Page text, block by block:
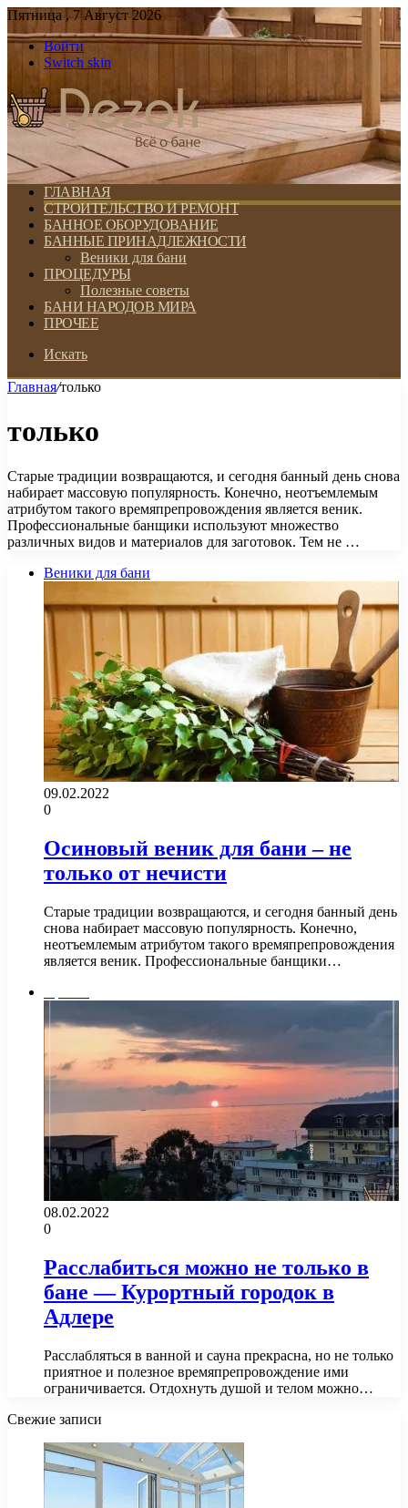
Пятница , 7 Август 2026
Войти
Switch skin
ГЛАВНАЯ
СТРОИТЕЛЬСТВО И РЕМОНТ
БАННОЕ ОБОРУДОВАНИЕ
БАННЫЕ ПРИНАДЛЕЖНОСТИ
Веники для бани
ПРОЦЕДУРЫ
Полезные советы
БАНИ НАРОДОВ МИРА
ПРОЧЕЕ
Искать
Главная/только
только
Старые традиции возвращаются, и сегодня банный день снова
набирает массовую популярность. Конечно, неотъемлемым
атрибутом такого времяпрепровождения является веник.
Профессиональные банщики используют множество
различных видов и материалов для заготовок. Тем не …
Веники для бани
09.02.2022
0
Осиновый веник для бани – не
только от нечисти
Старые традиции возвращаются, и сегодня банный день
снова набирает массовую популярность. Конечно,
неотъемлемым атрибутом такого времяпрепровождения
является веник. Профессиональные банщики…
08.02.2022
0
Расслабиться можно не только в
бане — Курортный городок в
Адлере
Расслабляться в ванной и сауна прекрасна, но не только
приятное и полезное времяпрепровождение ими
ограничивается. Отдохнуть душой и телом можно…
Свежие записи